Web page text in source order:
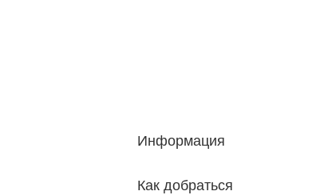
Информация
Как добраться